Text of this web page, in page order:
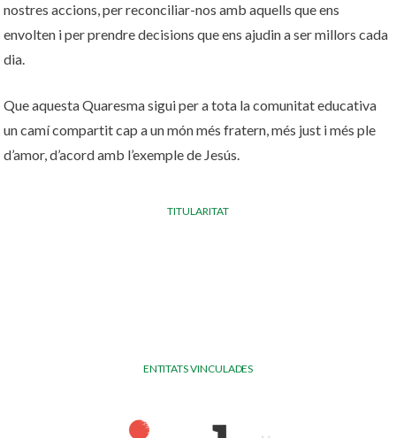
nostres accions, per reconciliar-nos amb aquells que ens
envolten i per prendre decisions que ens ajudin a ser millors cada
dia.
Que aquesta Quaresma sigui per a tota la comunitat educativa
un camí compartit cap a un món més fratern, més just i més ple
d’amor, d’acord amb l’exemple de Jesús.
TITULARITAT
ENTITATS VINCULADES